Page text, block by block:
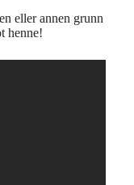
eller annen grunn
henne!